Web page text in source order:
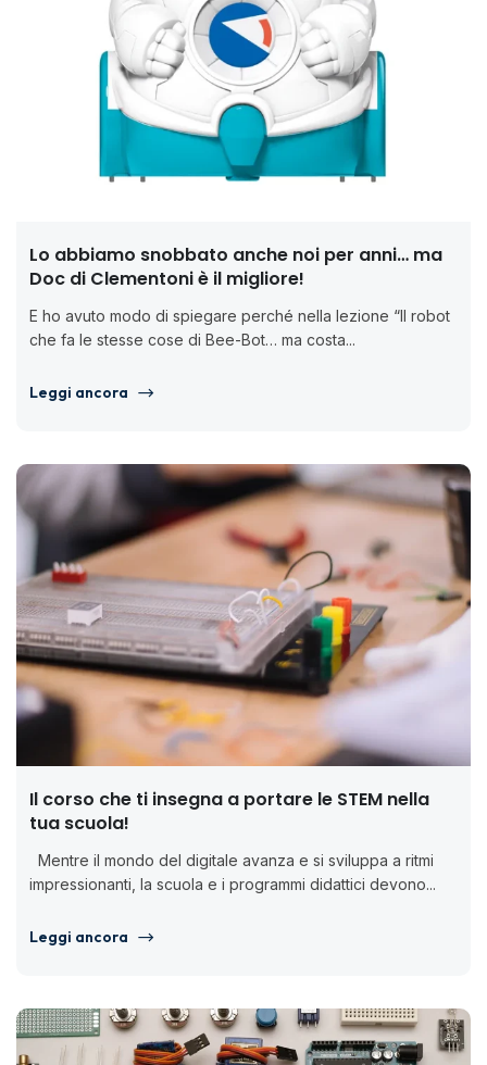
Lo abbiamo snobbato anche noi per anni… ma
Doc di Clementoni è il migliore!
E ho avuto modo di spiegare perché nella lezione “Il robot
che fa le stesse cose di Bee-Bot… ma costa...
Leggi ancora
Il corso che ti insegna a portare le STEM nella
tua scuola!
Mentre il mondo del digitale avanza e si sviluppa a ritmi
impressionanti, la scuola e i programmi didattici devono...
Leggi ancora